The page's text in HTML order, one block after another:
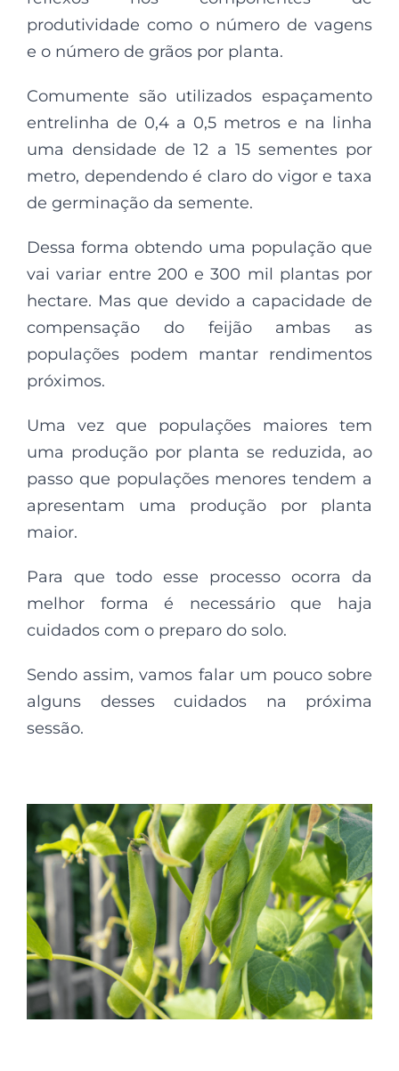
produtividade como o número de vagens
e o número de grãos por planta.
Comumente são utilizados espaçamento
entrelinha de 0,4 a 0,5 metros e na linha
uma densidade de 12 a 15 sementes por
metro, dependendo é claro do vigor e taxa
de germinação da semente.
Dessa forma obtendo uma população que
vai variar entre 200 e 300 mil plantas por
hectare. Mas que devido a capacidade de
compensação do feijão ambas as
populações podem mantar rendimentos
próximos.
Uma vez que populações maiores tem
uma produção por planta se reduzida, ao
passo que populações menores tendem a
apresentam uma produção por planta
maior.
Para que todo esse processo ocorra da
melhor forma é necessário que haja
cuidados com o preparo do solo.
Sendo assim, vamos falar um pouco sobre
alguns desses cuidados na próxima
sessão.